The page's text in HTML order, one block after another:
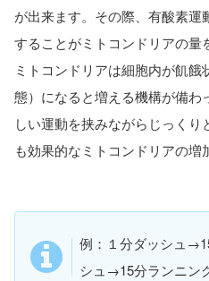
が出来ます。その際、有酸素
することがミトコンドリアの量
ミトコンドリアは細胞内が飢
態）になると増える機構が備わ
しい運動を挟みながらじっく
も効果的なミトコンドリアの増
例：１分ダッシュ
シュ→15分ランニン